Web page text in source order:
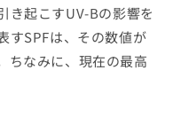
き起こすUV-Bの影響を
すSPFは、その数値が
ちなみに、現在の最高